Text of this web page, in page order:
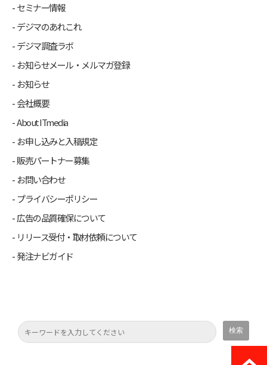
セミナー情報
デジマのあれこれ
デジマ調査ラボ
お知らせメール・メルマガ登録
お知らせ
会社概要
About ITmedia
お申し込みと入稿規定
販売パートナー募集
お問い合わせ
プライバシーポリシー
広告の品質確保について
リリース受付・取材依頼について
発注ナビガイド